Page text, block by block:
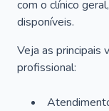
com o clínico
disponíveis.
Veja as principais
profissional: